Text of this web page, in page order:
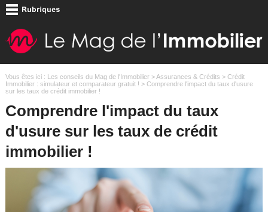
Vous êtes ici : Les conseils du Mag de l'Immobilier>Assurances & Crédits > Crédit
Immobilier : simulateur et comparateur gratuit ! > Comprendre l'impact du taux d'usure
sur les taux de crédit immobilier !
Comprendre l'impact du taux
d'usure sur les taux de crédit
immobilier !